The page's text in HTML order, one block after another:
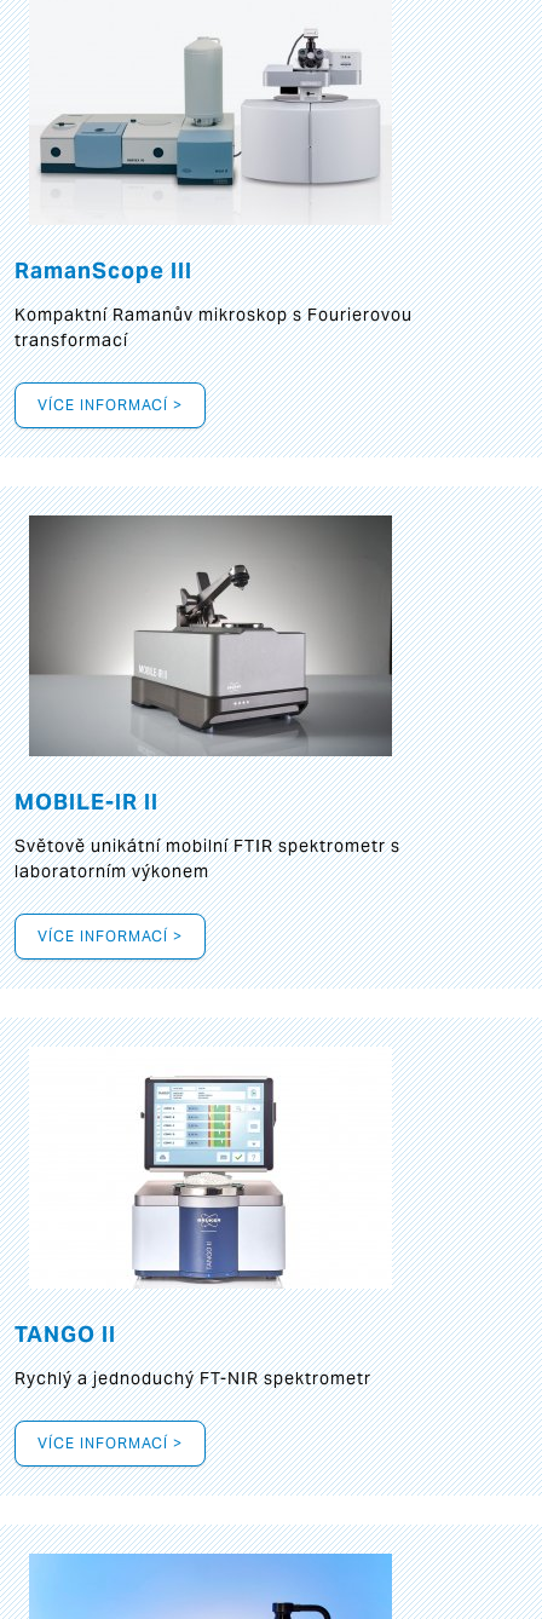
RamanScope III
Kompaktní Ramanův mikroskop s Fourierovou
transformací
VÍCE INFORMACÍ >
MOBILE-IR II
Světově unikátní mobilní FTIR spektrometr s
laboratorním výkonem
VÍCE INFORMACÍ >
TANGO II
Rychlý a jednoduchý FT-NIR spektrometr
VÍCE INFORMACÍ >